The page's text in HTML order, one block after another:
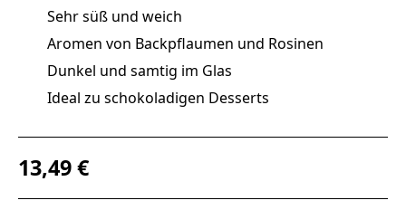
Sehr süß und weich
Aromen von Backpflaumen und Rosinen
Dunkel und samtig im Glas
Ideal zu schokoladigen Desserts
Regulärer Preis:
13,49 €